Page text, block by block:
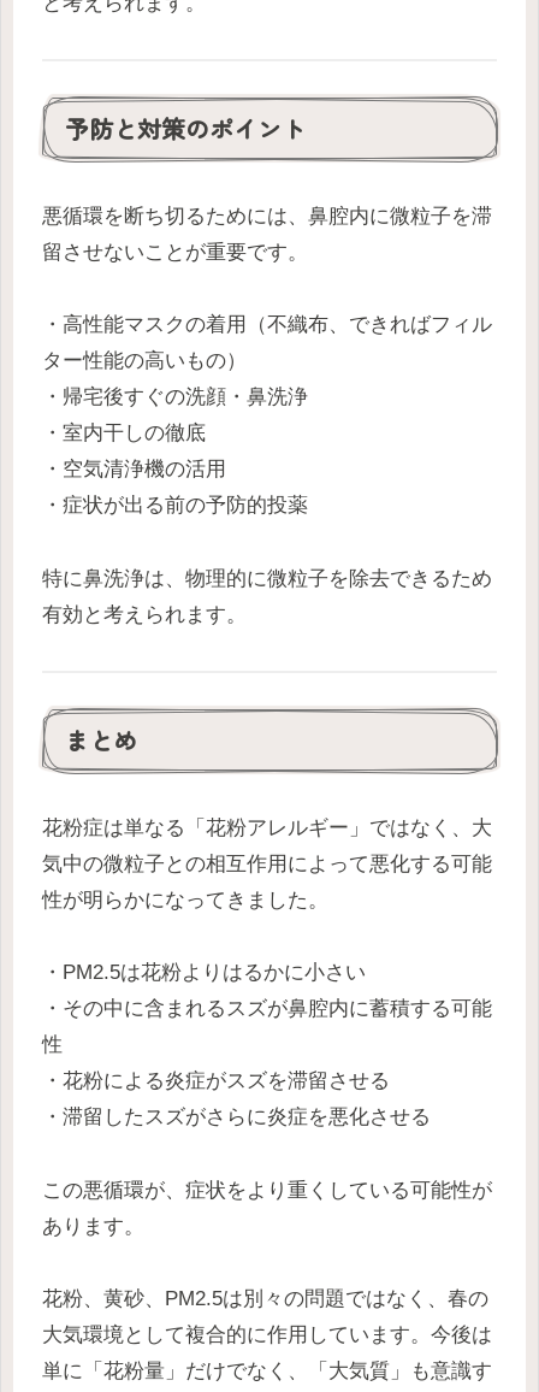
予防と対策のポイント
悪循環を断ち切るためには、鼻腔内に微粒子を滞
留させないことが重要です。
・高性能マスクの着用（不織布、できればフィル
ター性能の高いもの）
・帰宅後すぐの洗顔・鼻洗浄
・室内干しの徹底
・空気清浄機の活用
・症状が出る前の予防的投薬
特に鼻洗浄は、物理的に微粒子を除去できるため
有効と考えられます。
まとめ
花粉症は単なる「花粉アレルギー」ではなく、大
気中の微粒子との相互作用によって悪化する可能
性が明らかになってきました。
・PM2.5は花粉よりはるかに小さい
・その中に含まれるスズが鼻腔内に蓄積する可能
性
・花粉による炎症がスズを滞留させる
・滞留したスズがさらに炎症を悪化させる
この悪循環が、症状をより重くしている可能性が
あります。
花粉、黄砂、PM2.5は別々の問題ではなく、春の
大気環境として複合的に作用しています。今後は
単に「花粉量」だけでなく、「大気質」も意識す